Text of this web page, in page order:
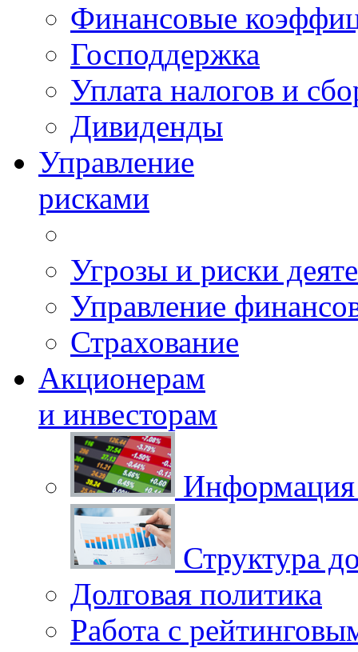
Финансовые
Господдержка
Уплата налогов и
Дивиденды
Управление
рисками
Угрозы и риски
Управление
Страхование
Акционерам
и инвесторам
Структура
Долговая политика
Работа с